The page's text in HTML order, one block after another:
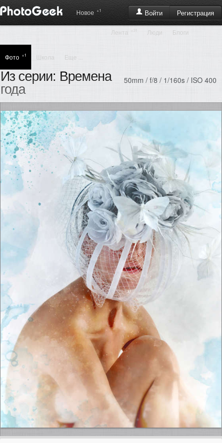
Войти Регистрация
Новое +1
Лента Люди Блоги
Фото +1 Школа Еще ...
Из серии: Времена
года
50mm / f/8 / 1/160s / ISO 400